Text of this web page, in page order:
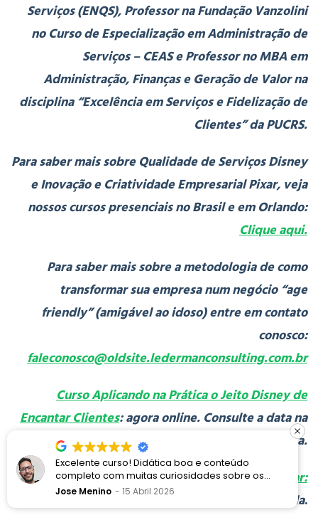
Serviços (ENQS), Professor na Fundação Vanzolini
no Curso de Especialização em Administração de
Serviços – CEAS e Professor no MBA em
Administração, Finanças e Geração de Valor na
disciplina “Excelência em Serviços e Fidelização de
Clientes” da PUCRS.
Para saber mais sobre Qualidade de Serviços Disney
e Inovação e Criatividade Empresarial Pixar, veja
nossos cursos presenciais no Brasil e em Orlando:
Clique aqui.
Para saber mais sobre a metodologia de como
transformar sua empresa num negócio “age
friendly” (amigável ao idoso) entre em contato
conosco:
faleconosco@oldsite.ledermanconsulting.com.br
Curso Aplicando na Prática o Jeito Disney de
Encantar Clientes: agora online. Consulte a data na
agenda.
Curso Lições de Criatividade Estilo Disney/Pixar:
agora online. Consulte a data na agenda.
Excelente curso! Didática boa e conteúdo
completo com muitas curiosidades sobre os
processos Disney e a proposta de encantamento
Jose Menino 15 Abril 2026